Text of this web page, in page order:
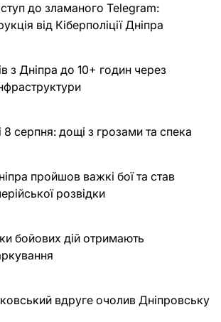
до зламаного Telegram:
від Кіберполіції Дніпра
з Дніпра до 10+ годин через
8 серпня: дощі з грозами та спека
пройшов важкі бої та став
розвідки
бойових дій отримають
вдруге очолив Дніпровську